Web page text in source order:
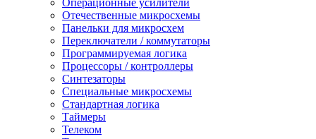
Отечественные микросхемы
Панельки для микросхем
Переключатели / коммутаторы
Программируемая логика
Процессоры / контроллеры
Синтезаторы
Специальные микросхемы
Стандартная логика
Таймеры
Телеком